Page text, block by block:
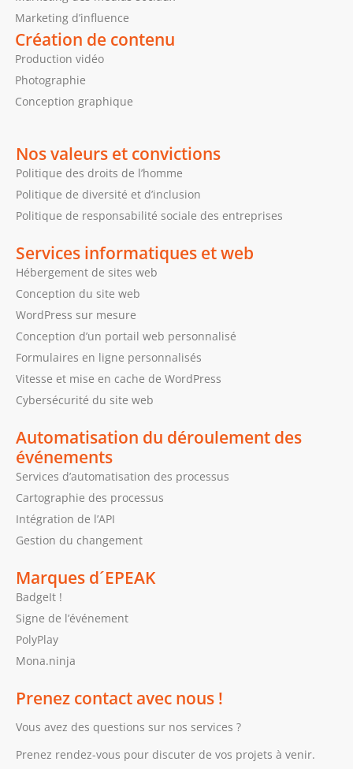
Marketing d’influence
Création de contenu
Production vidéo
Photographie
Conception graphique
Nos valeurs et convictions
Politique des droits de l’homme
Politique de diversité et d’inclusion
Politique de responsabilité sociale des entreprises
Services informatiques et web
Hébergement de sites web
Conception du site web
WordPress sur mesure
Conception d’un portail web personnalisé
Formulaires en ligne personnalisés
Vitesse et mise en cache de WordPress
Cybersécurité du site web
Automatisation du déroulement des
événements
Services d’automatisation des processus
Cartographie des processus
Intégration de l’API
Gestion du changement
Marques d´EPEAK
BadgeIt !
Signe de l’événement
PolyPlay
Mona.ninja
Prenez contact avec nous !
Vous avez des questions sur nos services ?
Prenez rendez-vous pour discuter de vos projets à venir.